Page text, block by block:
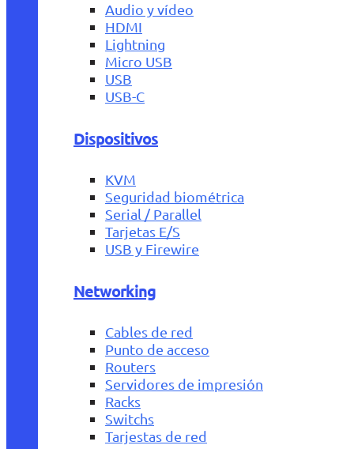
Audio y vídeo
HDMI
Lightning
Micro USB
USB
USB-C
Dispositivos
KVM
Seguridad biométrica
Serial / Parallel
Tarjetas E/S
USB y Firewire
Networking
Cables de red
Punto de acceso
Routers
Servidores de impresión
Racks
Switchs
Tarjestas de red